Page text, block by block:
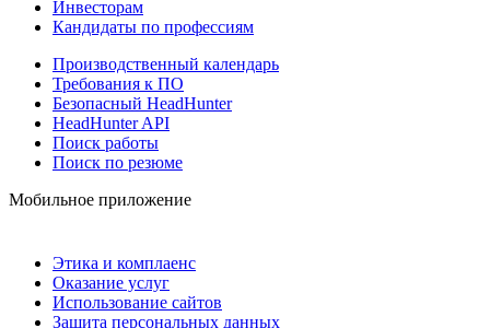
Инвесторам
Кандидаты по профессиям
Производственный календарь
Требования к ПО
Безопасный HeadHunter
HeadHunter API
Поиск работы
Поиск по резюме
Мобильное приложение
Этика и комплаенс
Оказание услуг
Использование сайтов
Защита персональных данных